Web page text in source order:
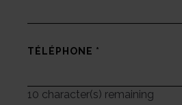
TÉLÉPHONE *
10 character(s) remaining